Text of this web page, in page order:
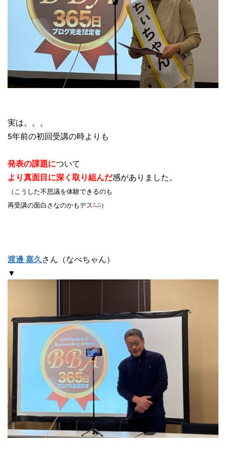
実は。。。
5年前の初回受講の時よりも
発表の課題について
より真面目に深く取り組んだ感がありました。
（こうした不思議を体験できるのも
再受講の面白さなのかもデス
）
渡邊 嘉久さん（なべちゃん）
▼